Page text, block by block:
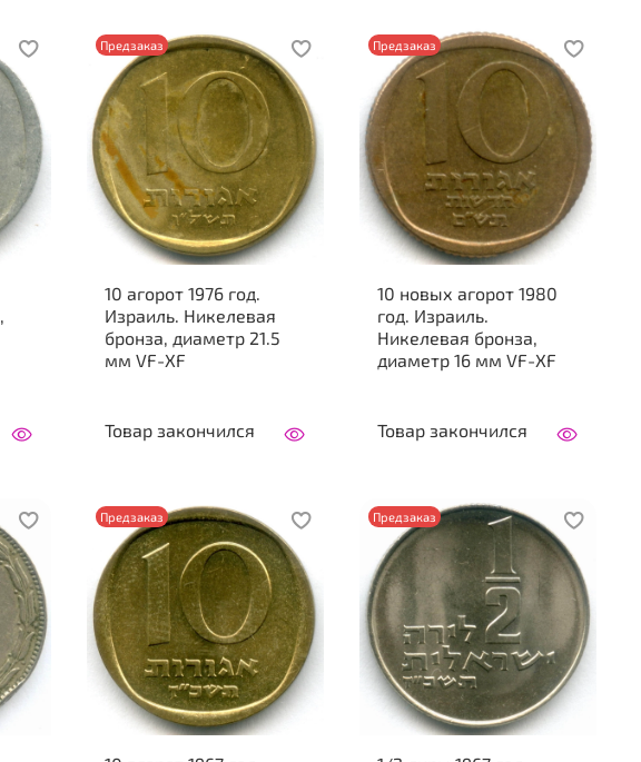
Предзаказ
10 агорот 1976 год.
Израиль. Никелевая
бронза, диаметр 21.5
мм VF-XF
Товар закончился
Предзаказ
10 новых агорот 1980
год. Израиль.
Никелевая бронза,
диаметр 16 мм VF-XF
Товар закончился
Предзаказ Предзаказ